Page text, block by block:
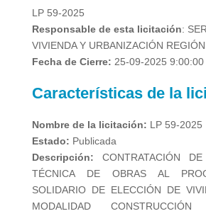
LP 59-2025
Responsable de esta licitación:
VIVIENDA Y URBANIZACIÓN REGIÓN
Fecha de Cierre: 25-09-2025 9:00:00
Características de la
Nombre de la licitación: LP 59-2025
Estado: Publicada
Descripción: CONTRATACIÓN DE
TÉCNICA DE OBRAS AL
SOLIDARIO DE ELECCIÓN DE
MODALIDAD